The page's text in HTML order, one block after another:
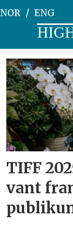
NOR ENG
Tag:
TIFF
vant